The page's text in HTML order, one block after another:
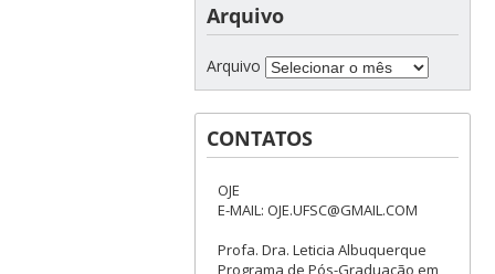
Arquivo
Arquivo
CONTATOS
OJE
E-MAIL: OJE.UFSC@GMAIL.COM
Profa. Dra. Leticia Albuquerque
Programa de Pós-Graduação em